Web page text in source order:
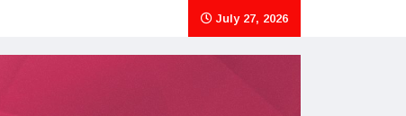
July 27, 2026